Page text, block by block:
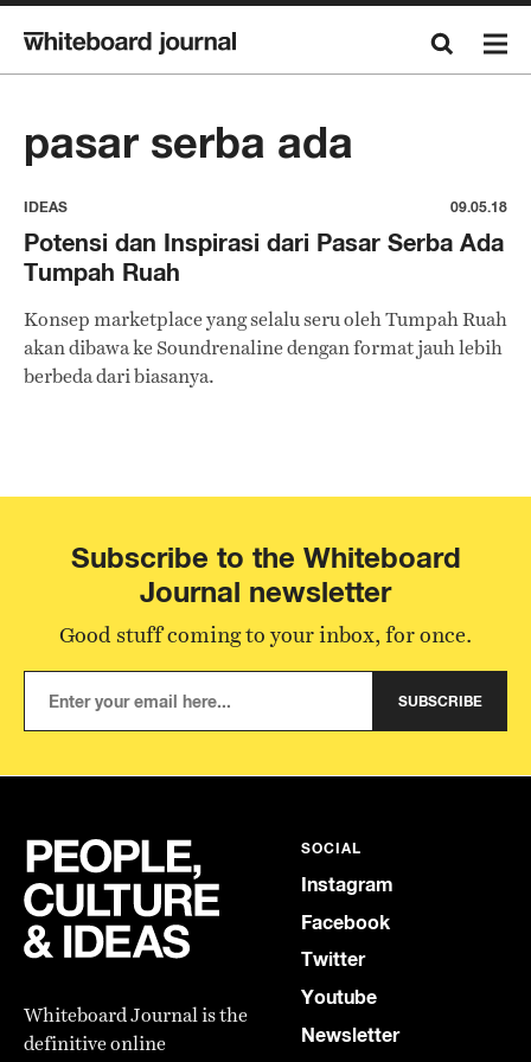
pasar serba ada
IDEAS 09.05.18
Potensi dan Inspirasi dari Pasar Serba Ada
Tumpah Ruah
Konsep marketplace yang selalu seru oleh Tumpah Ruah
akan dibawa ke Soundrenaline dengan format jauh lebih
berbeda dari biasanya.
Subscribe to the Whiteboard
Journal newsletter
Good stuff coming to your inbox, for once.
SUBSCRIBE
Whiteboard Journal is the
definitive online
SOCIAL
Instagram
Facebook
Twitter
Youtube
Newsletter